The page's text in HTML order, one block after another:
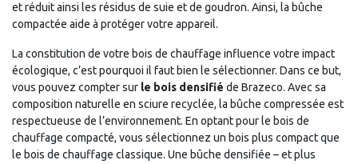
et réduit ainsi les résidus de suie et de goudron. Ainsi, la bûche
compactée aide à protéger votre appareil.
La constitution de votre bois de chauffage influence votre impact
écologique, c’est pourquoi il faut bien le sélectionner. Dans ce but,
vous pouvez compter sur le bois densifié de Brazeco. Avec sa
composition naturelle en sciure recyclée, la bûche compressée est
respectueuse de l’environnement. En optant pour le bois de
chauffage compacté, vous sélectionnez un bois plus compact que
le bois de chauffage classique. Une bûche densifiée – et plus